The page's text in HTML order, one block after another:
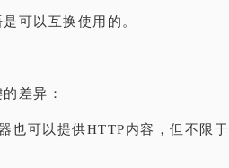
可以互换使用的。
差异：
也可以提供HTTP内容，但不限于